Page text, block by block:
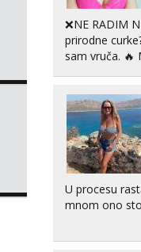
❌NE RADIM NIŠTA
prirodne
sam vruča.‎ ️‍🔥
možeš
kolegica...
U procesu
mnom ono